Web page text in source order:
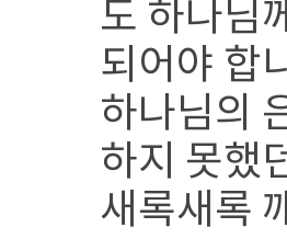
도 하나님
되어야 합
하나님의
하지 못했
새록새록